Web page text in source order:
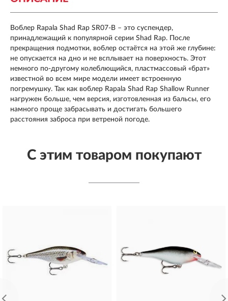
Воблер Rapala Shad Rap SR07-B – это суспендер,
принадлежащий к популярной серии Shad Rap. После
прекращения подмотки, воблер остаётся на этой же глубине:
не опускается на дно и не всплывает на поверхность. Этот
немного по-другому колеблющийся, пластмассовый «брат»
известной во всем мире модели имеет встроенную
погремушку. Так как воблер Rapala Shad Rap Shallow Runner
нагружен больше, чем версия, изготовленная из бальсы, его
намного проще забрасывать и достигать большего
расстояния заброса при ветреной погоде.
С этим товаром покупают